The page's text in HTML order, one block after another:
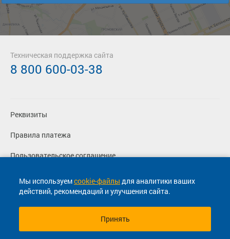
Мы используемcookie-файлы для аналитики ваших
действий, рекомендаций и улучшения сайта.
Принять
Реквизиты
Правила платежа
Пользовательское соглашение
Политика конфиденциальности
Согласие на маркетинговые сообщения
Техническая поддержка сайта
8 800 600-03-38
© 2013-2026, ООО "Капитал"- Онлайн сервис продажи